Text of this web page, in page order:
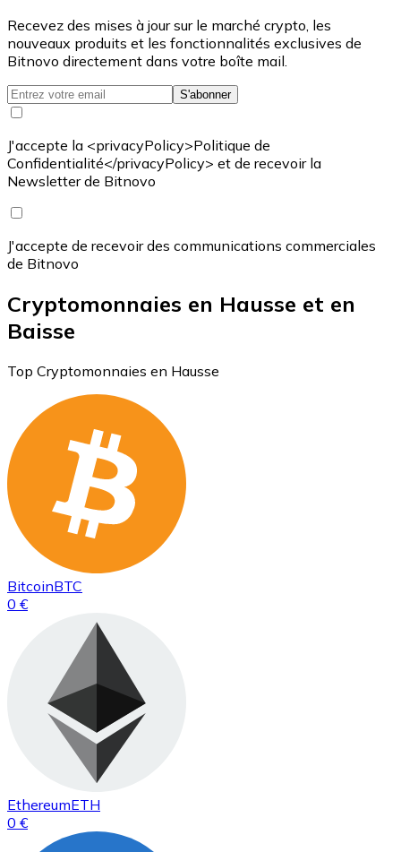
Recevez des mises à jour sur le marché crypto, les
nouveaux produits et les fonctionnalités exclusives de
Bitnovo directement dans votre boîte mail.
S'abonner
J'accepte la <privacyPolicy>Politique de
Confidentialité</privacyPolicy> et de recevoir la
Newsletter de Bitnovo
J'accepte de recevoir des communications commerciales
de Bitnovo
Cryptomonnaies en Hausse et en
Baisse
Top Cryptomonnaies en Hausse
BitcoinBTC
0 €
EthereumETH
0 €